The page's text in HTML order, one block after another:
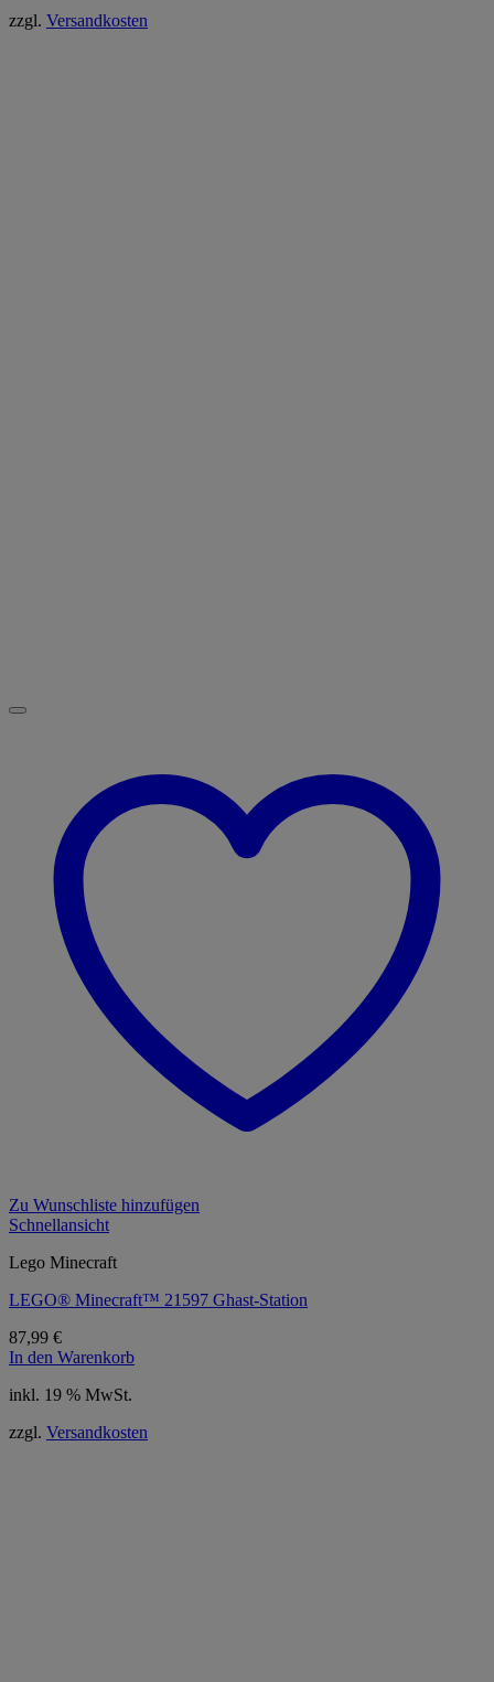
zzgl. Versandkosten
Zu Wunschliste hinzufügen
Schnellansicht
Lego Minecraft
LEGO® Minecraft™ 21597 Ghast-Station
87,99 €
In den Warenkorb
inkl. 19 % MwSt.
zzgl. Versandkosten